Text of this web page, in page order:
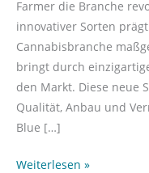
Farmer die Branche
innovativer Sorten
Cannabisbranche
bringt durch
den Markt. Diese neue
Qualität, Anbau und
Blue […]
Weiterlesen »